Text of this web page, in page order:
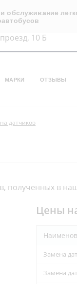
обслуживание
10 Б
МАРКИ ОТЗЫВЫ
датчиков
полученных в
Цены
Замена
Замена